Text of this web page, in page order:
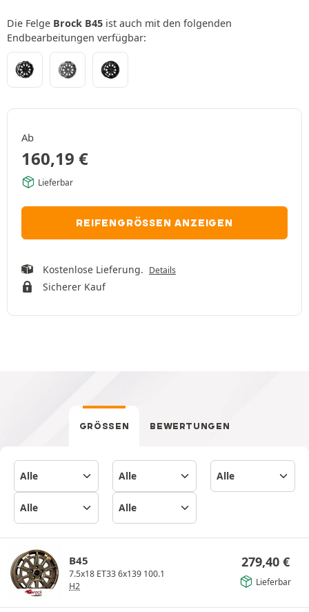
Die Felge Brock B45 ist auch mit den folgenden
Endbearbeitungen verfügbar:
Ab
160,19 €
Lieferbar
REIFENGRÖSSEN ANZEIGEN
Kostenlose Lieferung. Details
Sicherer Kauf
GRÖSSEN BEWERTUNGEN
B45
7.5x18 ET33 6x139 100.1
H2
279,40 €
Lieferbar